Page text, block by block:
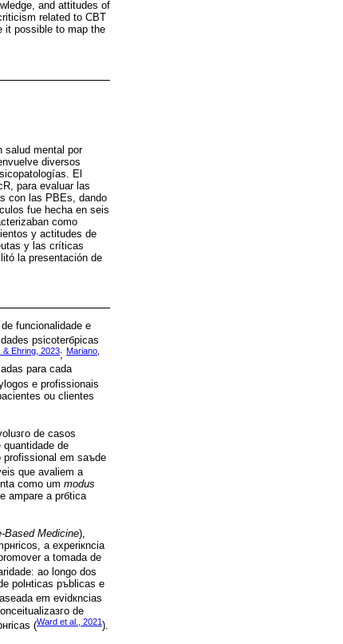
and attitudes of
related to CBT
it possible to map the
salud mental por
diversos
El
para evaluar las
con las PBEs, dando
fue hecha en seis
como
y actitudes de
y las críticas
la presentación de
funcionalidade e
psicoterбpicas
& Ehring, 2023; Mariano,
para cada
e profissionais
ou clientes
de casos
de
profissional em saъde
que avaliem a
como um modus
ampare a prбtica
Based Medicine),
a experiкncia
a tomada de
ao longo dos
polнticas pъblicas e
em evidкncias
de
(Ward et al., 2021).